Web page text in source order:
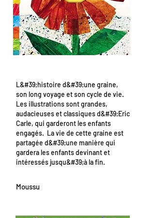
L&#39;histoire d&#39;une graine,
son long voyage et son cycle de vie.
Les illustrations sont grandes,
audacieuses et classiques d&#39;Eric
Carle, qui garderont les enfants
engagés. La vie de cette graine est
partagée d&#39;une manière qui
gardera les enfants devinant et
intéressés jusqu&#39;à la fin.
Moussu